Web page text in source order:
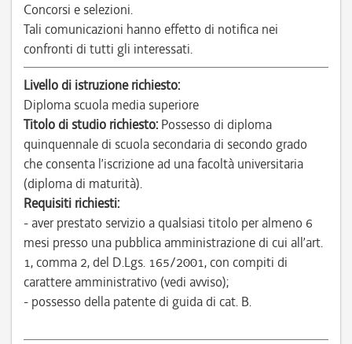
Concorsi e selezioni.
Tali comunicazioni hanno effetto di notifica nei
confronti di tutti gli interessati.
Livello di istruzione richiesto:
Diploma scuola media superiore
Titolo di studio richiesto: Possesso di diploma
quinquennale di scuola secondaria di secondo grado
che consenta l’iscrizione ad una facoltà universitaria
(diploma di maturità).
Requisiti richiesti:
- aver prestato servizio a qualsiasi titolo per almeno 6
mesi presso una pubblica amministrazione di cui all’art.
1, comma 2, del D.Lgs. 165/2001, con compiti di
carattere amministrativo (vedi avviso);
- possesso della patente di guida di cat. B.